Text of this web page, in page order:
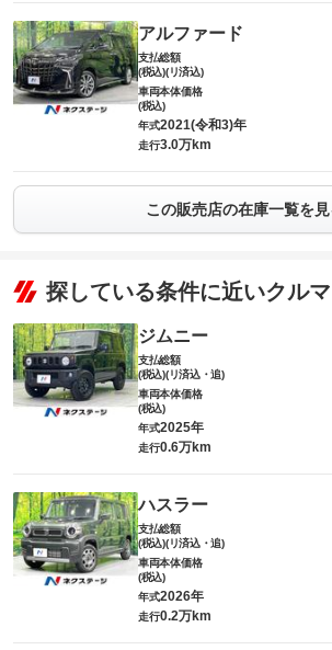
アルファード
支払総額
(税込)(リ済込)
車両本体価格
(税込)
年式2021(令和3)年
走行3.0万km
この販売店の在庫一覧を見
探している条件に近いクルマ
ジムニー
支払総額
(税込)(リ済込・追)
車両本体価格
(税込)
年式2025年
走行0.6万km
ハスラー
支払総額
(税込)(リ済込・追)
車両本体価格
(税込)
年式2026年
走行0.2万km